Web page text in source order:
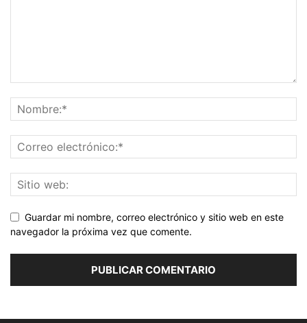
Guardar mi nombre, correo electrónico y sitio web en este
navegador la próxima vez que comente.